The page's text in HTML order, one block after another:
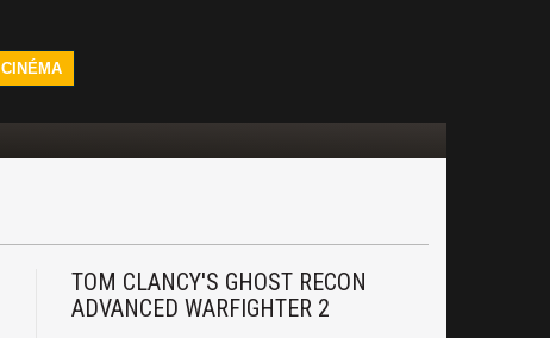
CINÉMA
TOM CLANCY'S GHOST RECON
ADVANCED WARFIGHTER 2